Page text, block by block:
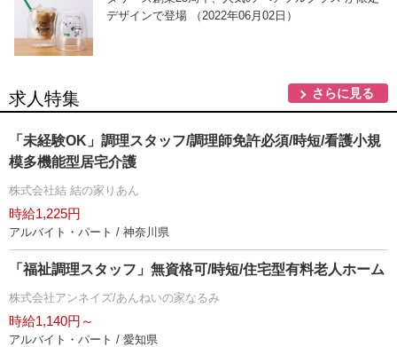
デザインで登場 （2022年06月02日）
求人特集 さらに見る
「未経験OK」調理スタッフ/調理師免許必須/時短/看護小規
模多機能型居宅介護
株式会社結 結の家りあん
時給1,225円
アルバイト・パート / 神奈川県
「福祉調理スタッフ」無資格可/時短/住宅型有料老人ホーム
株式会社アンネイズ/あんねいの家なるみ
時給1,140円～
アルバイト・パート / 愛知県